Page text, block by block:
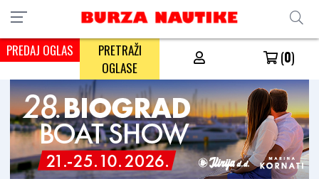
PREDAJ OGLAS
PRETRAŽI
OGLASE
(0)